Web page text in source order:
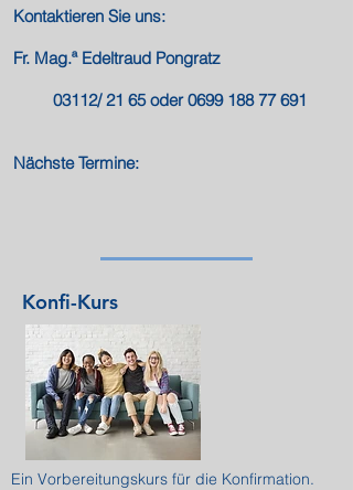
Kontaktieren Sie uns:
Fr. Mag.ª Edeltraud Pongratz
03112/ 21 65 oder0699 188 77 691
Nächste Termine:
Konfi-Kurs
Ein Vorbereitungskurs für die Konfirmation.